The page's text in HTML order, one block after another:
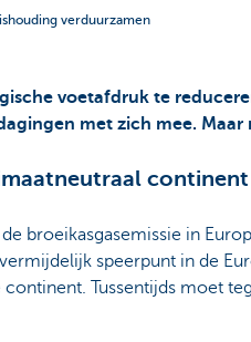
verduurzamen
voetafdruk te
met zich mee.
continent
broeikasgasemissie in
speerpunt in de
continent. Tussentijds moet